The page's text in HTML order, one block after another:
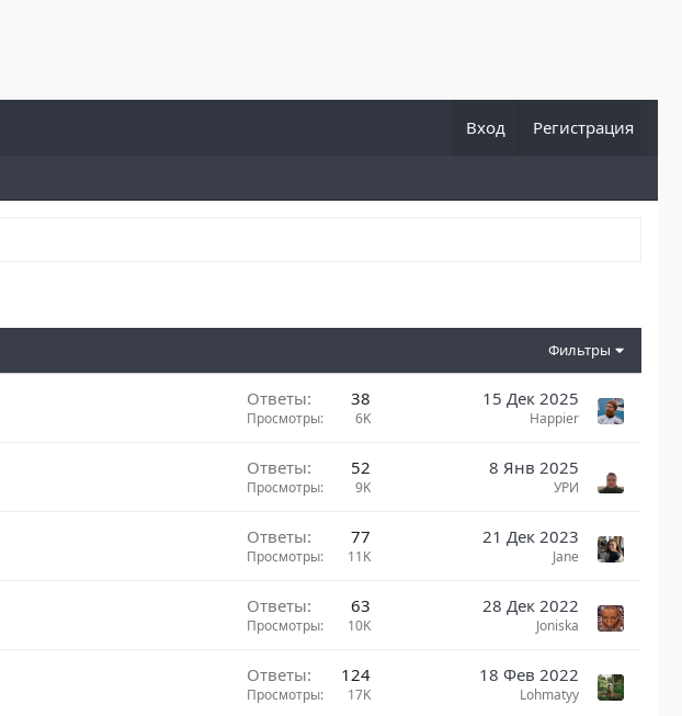
Вход Регистрация
Фильтры
Ответы 38
Просмотры 6K
15 Дек 2025
Happier
Ответы 52
Просмотры 9K
8 Янв 2025
УРИ
Ответы 77
Просмотры 11K
21 Дек 2023
Jane
Ответы 63
Просмотры 10K
28 Дек 2022
Joniska
Ответы 124
Просмотры 17K
18 Фев 2022
Lohmatyy